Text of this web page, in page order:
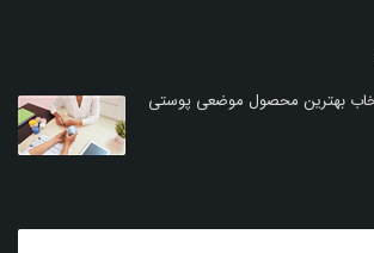
بهترین محصول موضعی پوستی